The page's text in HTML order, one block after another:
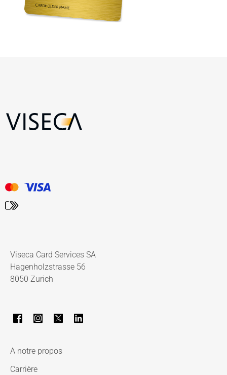
Viseca Card Services SA
Hagenholzstrasse 56
8050 Zurich
A notre propos
Carrière